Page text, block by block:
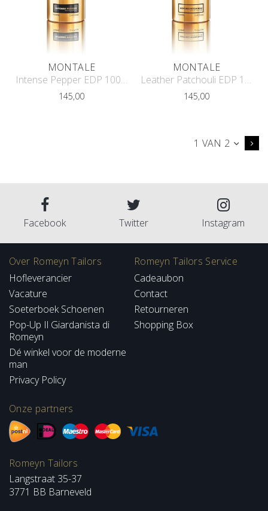
MONTALE
Intense Pepper EDP 100ml
145,00
MONTALE
Leather Patchouli EDP 100ml
145,00
1 VAN 2
Facebook Twitter Instagram
Over Romeyn Tailors
Hofleverancier
Vacature
Soeterboek Schoenen
Pop-Up Il Giardanista di
Romeyn
Dé winkel voor de moderne
man
Privacy Policy
Romeyn Tailors Service
Cadeaubon
Contact
Retourneren
Shopping Box
Onze partners
Romeyn Tailors
Langstraat 35-37
3771 BB Barneveld